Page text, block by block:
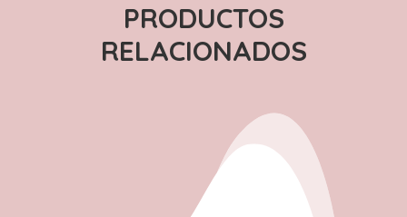
PRODUCTOS
RELACIONADOS